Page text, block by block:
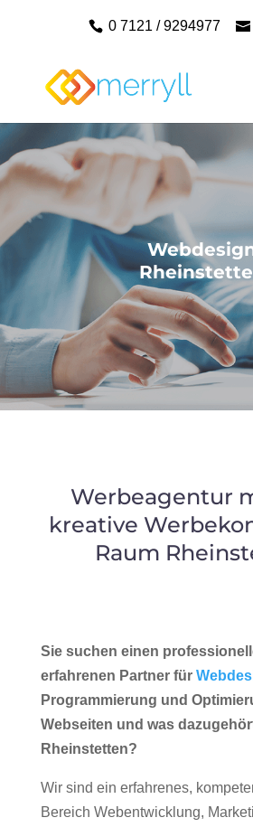
0 7121 / 9294977
Werbeagentur
kreative
Raum
Sie suchen einen
erfahrenen Partner für
Programmierung und
Webseiten und was
Rheinstetten?
Wir sind ein erfahrenes,
Bereich Webentwicklung,